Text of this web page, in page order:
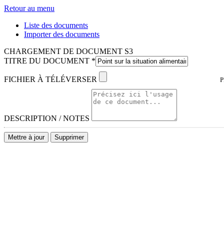
Retour au menu
Liste des documents
Importer des documents
CHARGEMENT DE DOCUMENT S3
TITRE DU DOCUMENT *
FICHIER À TÉLÉVERSER
DESCRIPTION / NOTES
Mettre à jour Supprimer